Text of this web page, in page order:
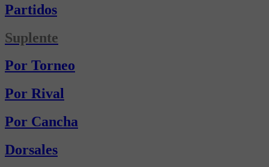
Partidos
Suplente
Por Torneo
Por Rival
Por Cancha
Dorsales